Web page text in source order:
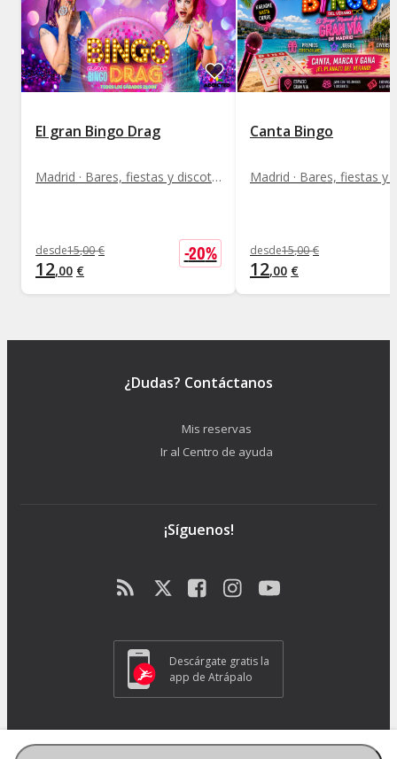
El gran Bingo Drag
Madrid · Bares, fiestas y discotecas
desde15,00 €
12,00 €
-20%
Canta Bingo
desde15,00 €
12,00 €
¿Dudas? Contáctanos
Mis reservas
Ir al Centro de ayuda
¡Síguenos!
Descárgate gratis la
app de Atrápalo